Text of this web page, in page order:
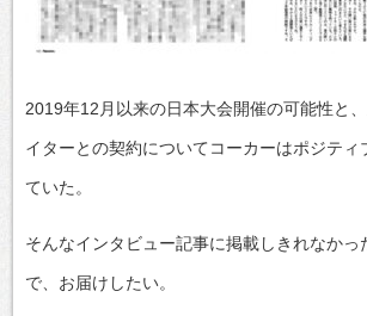
2019年12月以来の日本大会開催の可能性と
イターとの契約についてコーカーはポジティ
ていた。
そんなインタビュー記事に掲載しきれなかっ
で、お届けしたい。